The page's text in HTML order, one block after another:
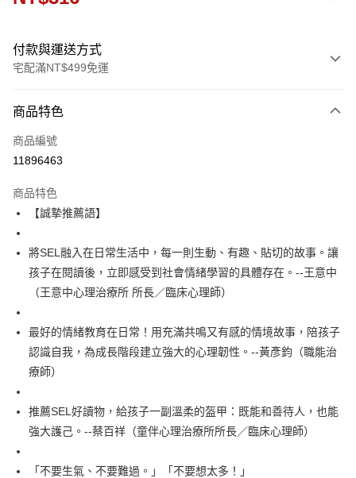
付款與運送方式
宅配滿NT$499免運
信用卡一次付款
運送方式
宅配
每筆NT$100，滿NT$499(含以上)免運費
商品特色
商品編號
11896463
商品特色
【誠摯推薦語】
將SEL融入在日常生活中，每一則生動、有趣、貼切的故事。讓
孩子在閱讀後，立即感受到社會情緒學習的具體存在。--王意中
（王意中心理治療所 所長／臨床心理師）
最好的情緒教育在日常！用充滿共鳴又有感的情境故事，陪孩子
認識自我，為成長階段建立強大的心理韌性。--黃彥鈞（職能治
療師）
推薦SEL好讀物，給孩子一副溫柔的盔甲：既能和善待人，也能
強大護己。--蔡百祥（童伴心理治療所所長／臨床心理師）
「不要生氣、不要難過。」「不要想太多！」